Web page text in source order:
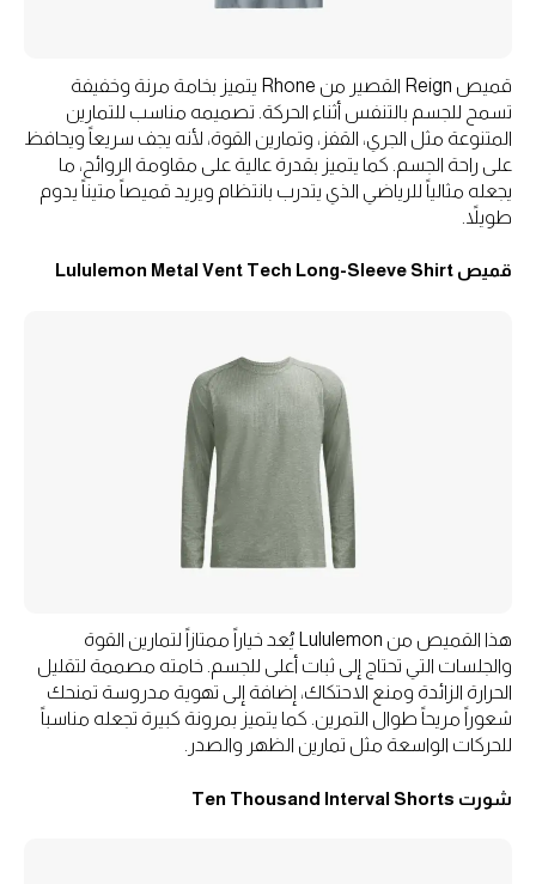
قميص Reign القصير من Rhone يتميز بخامة مرنة وخفيفة
تسمح للجسم بالتنفس أثناء الحركة. تصميمه مناسب للتمارين
المتنوعة مثل الجري، القفز، وتمارين القوة، لأنه يجف سريعاً ويحافظ
على راحة الجسم. كما يتميز بقدرة عالية على مقاومة الروائح، ما
يجعله مثالياً للرياضي الذي يتدرب بانتظام ويريد قميصاً متيناً يدوم
طويلاً.
قميص Lululemon Metal Vent Tech Long-Sleeve Shirt
هذا القميص من Lululemon يُعد خياراً ممتازاً لتمارين القوة
والجلسات التي تحتاج إلى ثبات أعلى للجسم. خامته مصممة لتقليل
الحرارة الزائدة ومنع الاحتكاك، إضافة إلى تهوية مدروسة تمنحك
شعوراً مريحاً طوال التمرين. كما يتميز بمرونة كبيرة تجعله مناسباً
للحركات الواسعة مثل تمارين الظهر والصدر.
شورت Ten Thousand Interval Shorts